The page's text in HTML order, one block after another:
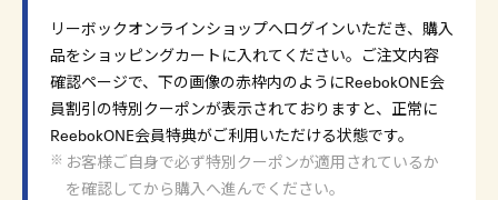
リーボックオンラインショップへログインいただき、購入
品をショッピングカートに入れてください。ご注文内容
確認ページで、下の画像の赤枠内のようにReebokONE会
員割引の特別クーポンが表示されておりますと、正常に
ReebokONE会員特典がご利用いただける状態です。
お客様ご自身で必ず特別クーポンが適用されているか
を確認してから購入へ進んでください。